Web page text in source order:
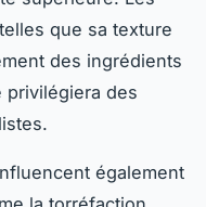
que sa texture
des ingrédients
privilégiera des
également